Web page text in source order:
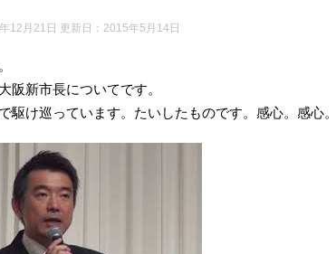
12月21日 更新日： 2015年5月14日
阪新市長についてです。
駆け巡っています。たいしたものです。感心。感心。